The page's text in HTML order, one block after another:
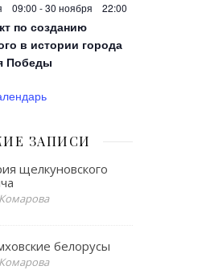
09:00 -30 ноября 22:00
по созданию
в истории города
Победы
ЗАПИСИ
щелкуновского
белорусы